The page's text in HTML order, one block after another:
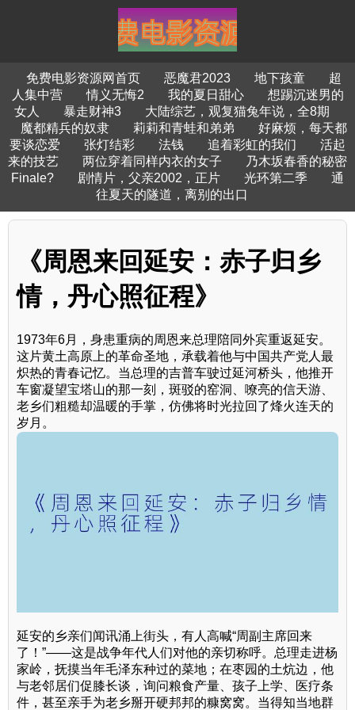
免费电影资源网首页 恶魔君2023 地下孩童
超
人集中营
情义无悔2 我的夏日甜心
想踢沉迷男的
女人
暴走财神3
大陆综艺，观复猫兔年说，全8期
魔都精兵的奴隶
莉莉和青蛙和弟弟
好麻烦，每天都
要谈恋爱
张灯结彩 法钱 追着彩虹的我们
活起
来的技艺
两位穿着同样内衣的女子
乃木坂春香的秘密
Finale?
剧情片，父亲2002，正片 光环第二季
通
往夏天的隧道，离别的出口
《周恩来回延安：赤子归乡
情，丹心照征程》
1973年6月，身患重病的周恩来总理陪同外宾重返延安。
这片黄土高原上的革命圣地，承载着他与中国共产党人最
炽热的青春记忆。当总理的吉普车驶过延河桥头，他推开
车窗凝望宝塔山的那一刻，斑驳的窑洞、嘹亮的信天游、
老乡们粗糙却温暖的手掌，仿佛将时光拉回了烽火连天的
岁月。
延安的乡亲们闻讯涌上街头，有人高喊“周副主席回来
了！”——这是战争年代人们对他的亲切称呼。总理走进杨
家岭，抚摸当年毛泽东种过的菜地；在枣园的土炕边，他
与老邻居们促膝长谈，询问粮食产量、孩子上学、医疗条
件，甚至亲手为老乡掰开硬邦邦的糠窝窝。当得知当地群